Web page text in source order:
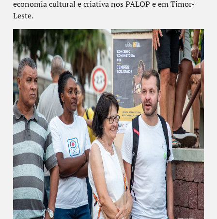
economia cultural e criativa nos PALOP e em Timor-
Leste.